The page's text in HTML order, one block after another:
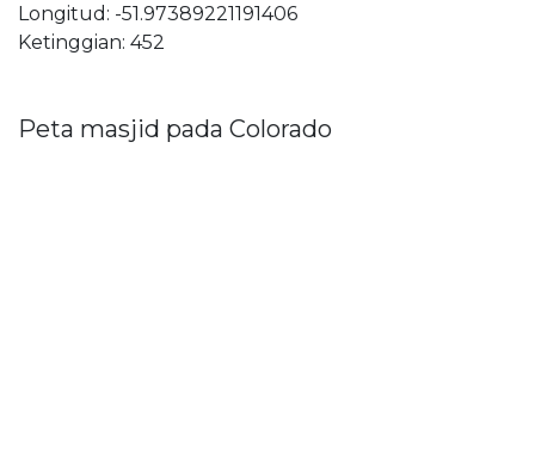
Longitud: -51.97389221191406
Ketinggian: 452
Peta masjid pada Colorado